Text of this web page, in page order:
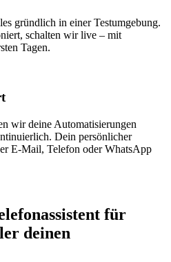
gründlich in einer Testumgebung.
schalten wir live – mit
Tagen.
wir deine Automatisierungen
Dein persönlicher
E-Mail, Telefon oder WhatsApp
für
deinen